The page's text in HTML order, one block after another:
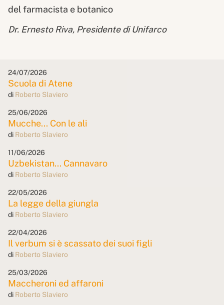
del farmacista e botanico
Dr. Ernesto Riva, Presidente di Unifarco
24/07/2026
Scuola di Atene
di Roberto Slaviero
25/06/2026
Mucche... Con le ali
di Roberto Slaviero
11/06/2026
Uzbekistan... Cannavaro
di Roberto Slaviero
22/05/2026
La legge della giungla
di Roberto Slaviero
22/04/2026
Il verbum si è scassato dei suoi figli
di Roberto Slaviero
25/03/2026
Maccheroni ed affaroni
di Roberto Slaviero